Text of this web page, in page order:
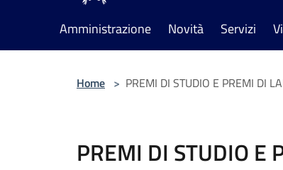
Amministrazione Novità Servizi
Home > PREMI DI STUDIO E PREMI DI
PREMI DI STUDIO E